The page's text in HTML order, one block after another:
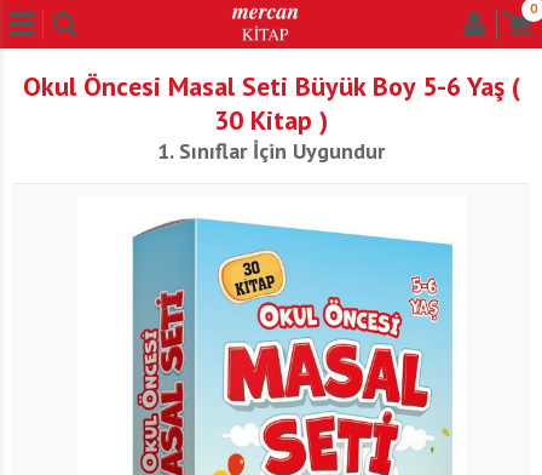
0
Okul Öncesi Masal Seti Büyük Boy 5-6 Yaş (
30 Kitap )
1. Sınıflar İçin Uygundur